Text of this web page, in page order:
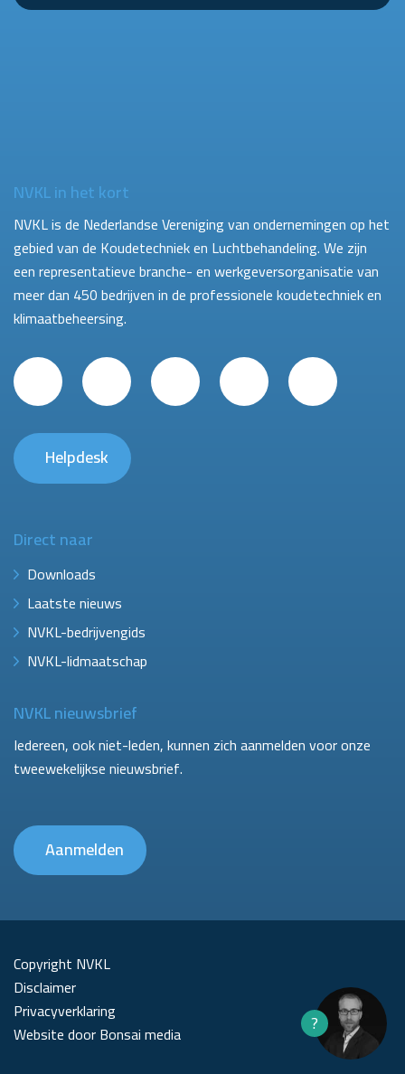
NVKL in het kort
NVKL is de Nederlandse Vereniging van ondernemingen op het
gebied van de Koudetechniek en Luchtbehandeling. We zijn
een representatieve branche- en werkgeversorganisatie van
meer dan 450 bedrijven in de professionele koudetechniek en
klimaatbeheersing.
Helpdesk
Direct naar
Downloads
Laatste nieuws
NVKL-bedrijvengids
NVKL-lidmaatschap
NVKL nieuwsbrief
Iedereen, ook niet-leden, kunnen zich aanmelden voor onze
tweewekelijkse nieuwsbrief.
Aanmelden
Copyright NVKL
Disclaimer
Privacyverklaring
Website door Bonsai media
?